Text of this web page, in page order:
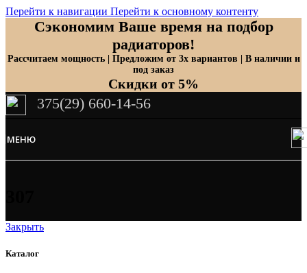
Перейти к навигации Перейти к основному контенту
Сэкономим Ваше время на подбор
радиаторов!
Рассчитаем мощность | Предложим от 3х вариантов | В наличии и
под заказ
Скидки от 5%
375(29) 660-14-56
МЕНЮ
Закрыть
Каталог